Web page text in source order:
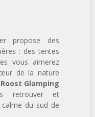
propose des
: des tentes
vous aimerez
de la nature
Roost Glamping
retrouver et
du sud de